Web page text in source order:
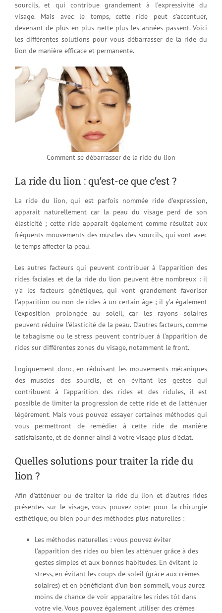
sourcils, et qui contribue grandement à l’expressivité du
visage. Mais avec le temps, cette ride peut s’accentuer,
devenant de plus en plus nette plus les années passent. Voici
les différentes solutions pour vous débarrasser de la ride du
lion de manière efficace et permanente.
Comment se débarrasser de la ride du lion
La ride du lion : qu’est-ce que c’est ?
La ride du lion, qui est parfois nommée ride d’expression,
apparait naturellement car la peau du visage perd de son
élasticité ; cette ride apparait également comme résultat aux
fréquents mouvements des muscles des sourcils, qui vont avec
le temps affecter la peau.
Les autres facteurs qui peuvent contribuer à l’apparition des
rides faciales et de la ride du lion peuvent être nombreux : il
y’a les facteurs génétiques, qui vont grandement favoriser
l’apparition ou non de rides à un certain âge ; il y’a également
l’exposition prolongée au soleil, car les rayons solaires
peuvent réduire l’élasticité de la peau. D’autres facteurs, comme
le tabagisme ou le stress peuvent contribuer à l’apparition de
rides sur différentes zones du visage, notamment le front.
Logiquement donc, en réduisant les mouvements mécaniques
des muscles des sourcils, et en évitant les gestes qui
contribuent à l’apparition des rides et des ridules, il est
possible de limiter la progression de cette ride et de l’atténuer
légèrement. Mais vous pouvez essayer certaines méthodes qui
vous permettront de remédier à cette ride de manière
satisfaisante, et de donner ainsi à votre visage plus d’éclat.
Quelles solutions pour traiter la ride du
lion ?
Afin d’atténuer ou de traiter la ride du lion et d’autres rides
présentes sur le visage, vous pouvez opter pour la chirurgie
esthétique, ou bien pour des méthodes plus naturelles :
Les méthodes naturelles : vous pouvez éviter
l’apparition des rides ou bien les atténuer grâce à des
gestes simples et aux bonnes habitudes. En évitant le
stress, en évitant les coups de soleil (grâce aux crèmes
solaires) et en bénéficiant d’un bon sommeil, vous aurez
moins de chance de voir apparaitre les rides tôt dans
votre vie. Vous pouvez également utiliser des crèmes